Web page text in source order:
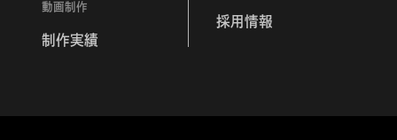
動画制作
制作実績
採用情報